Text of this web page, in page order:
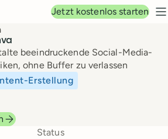
Jetzt kostenlos starten
beeindruckende Social-Media-
ohne Buffer zu verlassen
Erstellung
Status